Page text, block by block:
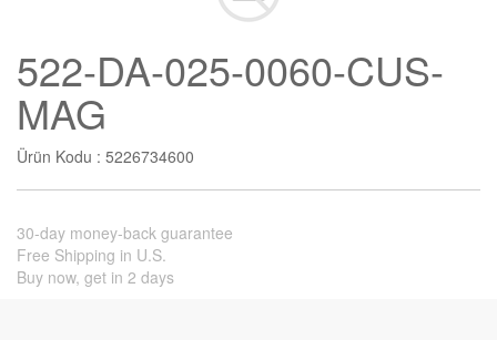
522-DA-025-0060-CUS-
MAG
Ürün Kodu : 5226734600
30-day money-back guarantee
Free Shipping in U.S.
Buy now, get in 2 days